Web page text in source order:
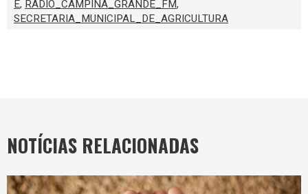
E, RÁDIO_CAMPINA_GRANDE_FM,
SECRETARIA_MUNICIPAL_DE_AGRICULTURA
NOTÍCIAS RELACIONADAS